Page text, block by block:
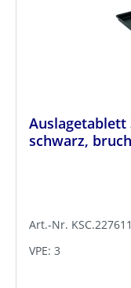
Auslagetablett
schwarz,
Art.-Nr. KSC.227611
VPE: 3